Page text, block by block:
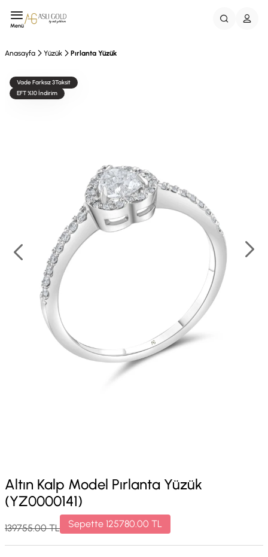
Menü
Anasayfa Yüzük Pırlanta Yüzük
Vade Farksız 3Taksit
EFT %10 İndirim
Altın Kalp Model Pırlanta Yüzük
(YZ0000141)
139755.00TL Sepette 125780.00 TL